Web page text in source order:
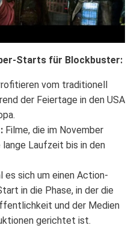
Starts für Blockbuster:
vom traditionell
der Feiertage in den USA
Filme, die im November
Laufzeit bis in den
es sich um einen Action-
in die Phase, in der die
und der Medien
gerichtet ist.